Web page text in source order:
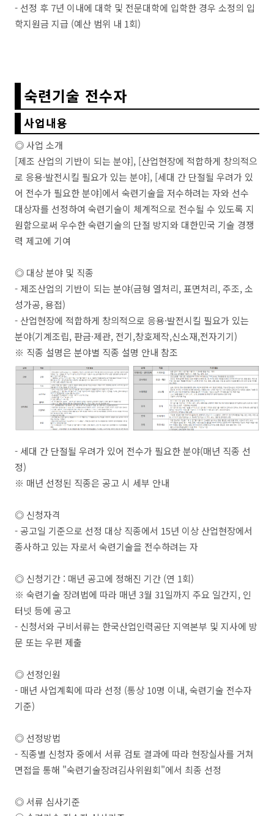
- 선정 후 7년 이내에 대학 및 전문대학에 입학한 경우 소정의 입
학지원금 지급 (예산 범위 내 1회)
숙련기술 전수자
사업내용
◎ 사업 소개
[제조 산업의 기반이 되는 분야], [산업현장에 적합하게 창의적으
로 응용·발전시킬 필요가 있는 분야], [세대 간 단절될 우려가 있
어 전수가 필요한 분야]에서 숙련기술을 저수하려는 자와 선수
대상자를 선정하여 숙련기술이 체계적으로 전수될 수 있도록 지
원함으로써 우수한 숙련기술의 단절 방지와 대한민국 기술 경쟁
력 제고에 기여
◎ 대상 분야 및 직종
- 제조산업의 기반이 되는 분야(금형 열처리, 표면처리, 주조, 소
성가공, 용접)
- 산업현장에 적합하게 창의적으로 응용·발전시킬 필요가 있는
분야(기계조립, 판금·제관, 전기,창호제작,신소재,전자기기)
※ 직종 설명은 분야별 직종 설명 안내 참조
- 세대 간 단절될 우려가 있어 전수가 필요한 분야(매년 직종 선
정)
※ 매년 선정된 직종은 공고 시 세부 안내
◎ 신청자격
-공고일 기준으로 선정 대상 직종에서 15년 이상 산업현장에서
종사하고 있는 자로서 숙련기술을 전수하려는 자
◎ 신청기간 : 매년 공고에 정해진 기간 (연 1회)
※ 숙련기술 장려법에 따라 매년 3월 31일까지 주요 일간지, 인
터넷 등에 공고
- 신청서와 구비서류는 한국산업인력공단 지역본부 및 지사에 방
문 또는 우편 제출
◎ 선정인원
- 매년 사업계획에 따라 선정 (통상 10명 이내, 숙련기술 전수자
기준)
◎ 선정방법
- 직종별 신청자 중에서 서류 검토 결과에 따라 현장실사를 거쳐
면접을 통해 "숙련기술장려김사위원회"에서 최종 선정
◎ 서류 심사기준